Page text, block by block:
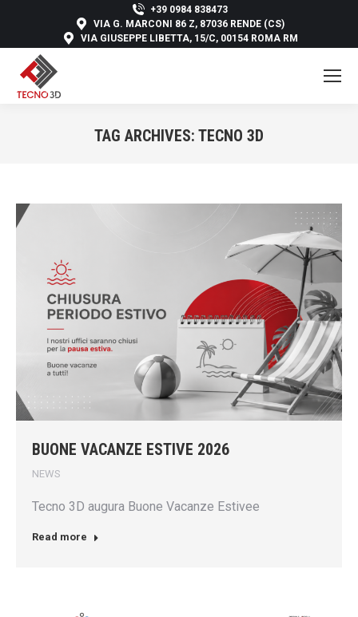
+39 0984 838473
VIA G. MARCONI 86 Z, 87036 RENDE (CS)
VIA GIUSEPPE LIBETTA, 15/C, 00154 ROMA RM
TAG ARCHIVES: TECNO 3D
BUONE VACANZE ESTIVE 2026
NEWS
Tecno 3D augura Buone Vacanze Estivee
Read more